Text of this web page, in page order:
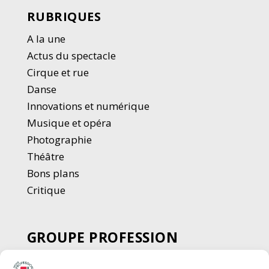
RUBRIQUES
A la une
Actus du spectacle
Cirque et rue
Danse
Innovations et numérique
Musique et opéra
Photographie
Théâtre
Bons plans
Critique
GROUPE PROFESSION
SPECTACLE